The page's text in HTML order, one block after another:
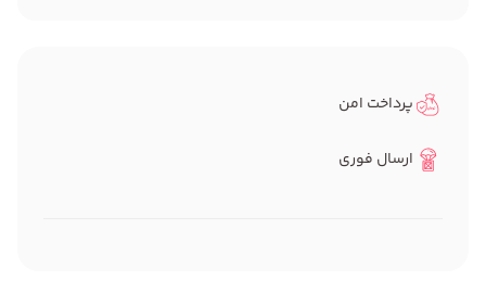
پرداخت امن
ارسال فوری